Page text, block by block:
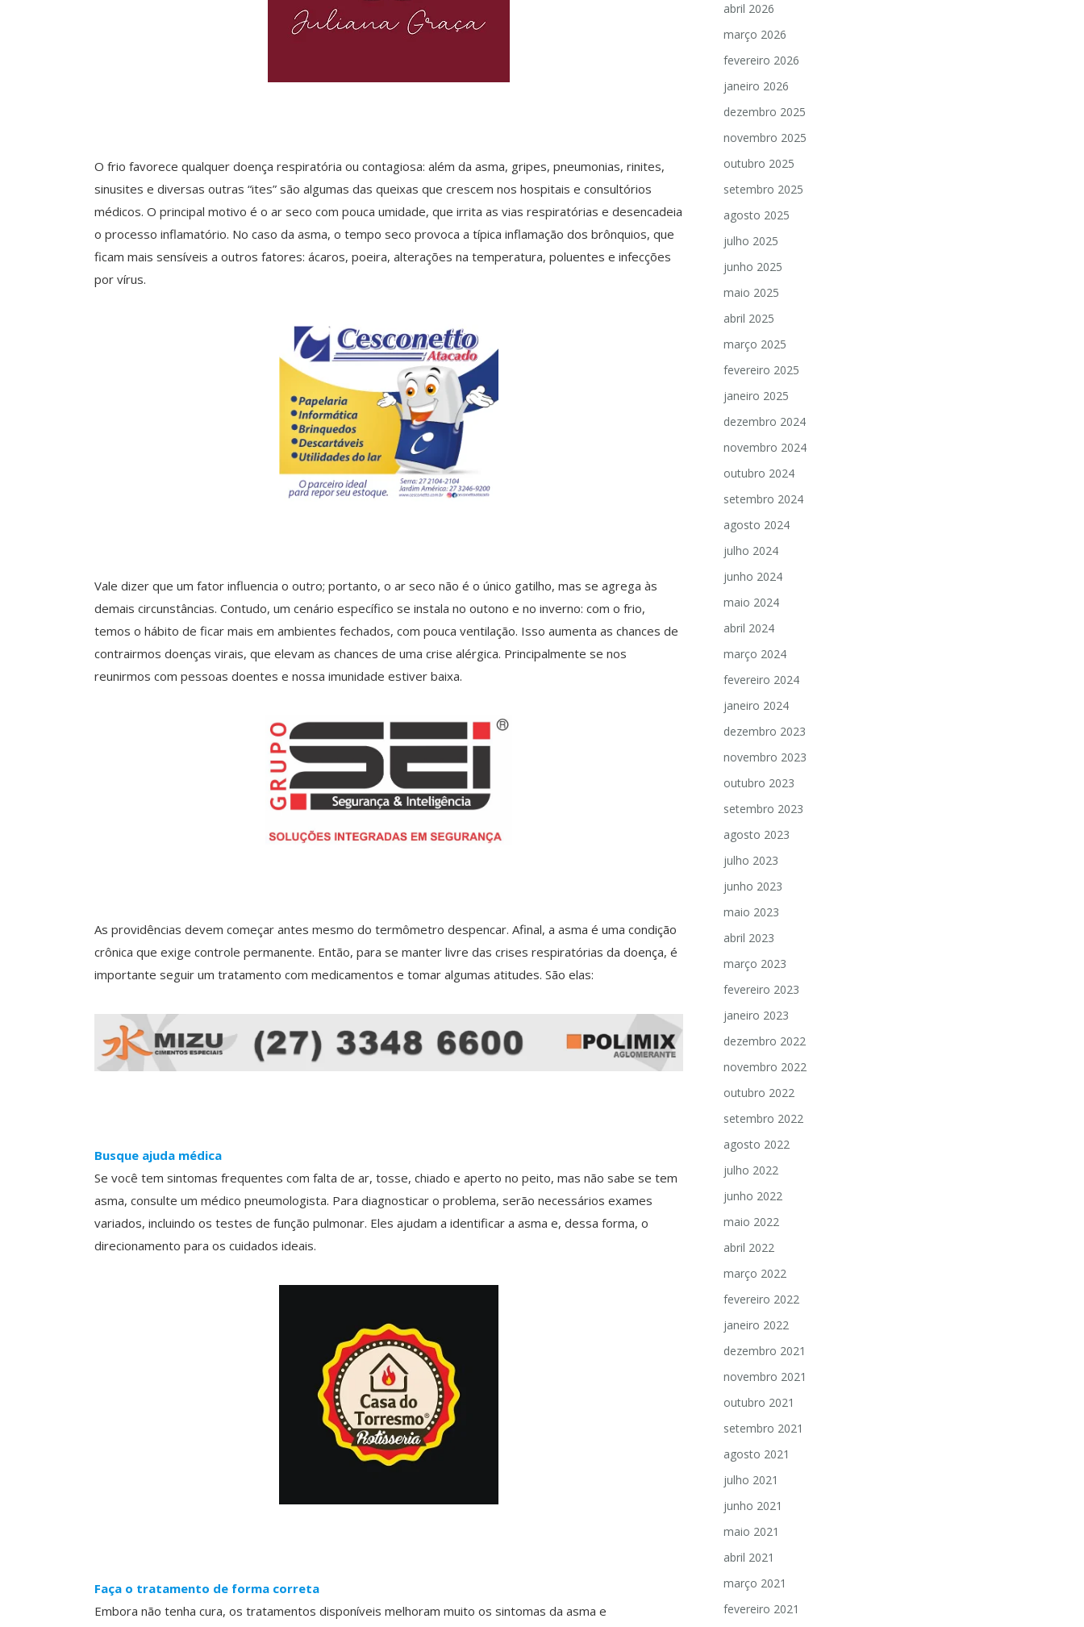
O frio favorece qualquer doença respiratória ou contagiosa: além da asma, gripes, pneumonias, rinites,
sinusites e diversas outras “ites” são algumas das queixas que crescem nos hospitais e consultórios
médicos. O principal motivo é o ar seco com pouca umidade, que irrita as vias respiratórias e desencadeia
o processo inflamatório. No caso da asma, o tempo seco provoca a típica inflamação dos brônquios, que
ficam mais sensíveis a outros fatores: ácaros, poeira, alterações na temperatura, poluentes e infecções
por vírus.
Vale dizer que um fator influencia o outro; portanto, o ar seco não é o único gatilho, mas se agrega às
demais circunstâncias. Contudo, um cenário específico se instala no outono e no inverno: com o frio,
temos o hábito de ficar mais em ambientes fechados, com pouca ventilação. Isso aumenta as chances de
contrairmos doenças virais, que elevam as chances de uma crise alérgica. Principalmente se nos
reunirmos com pessoas doentes e nossa imunidade estiver baixa.
As providências devem começar antes mesmo do termômetro despencar. Afinal, a asma é uma condição
crônica que exige controle permanente. Então, para se manter livre das crises respiratórias da doença, é
importante seguir um tratamento com medicamentos e tomar algumas atitudes. São elas:
Busque ajuda médica
Se você tem sintomas frequentes com falta de ar, tosse, chiado e aperto no peito, mas não sabe se tem
asma, consulte um médico pneumologista. Para diagnosticar o problema, serão necessários exames
variados, incluindo os testes de função pulmonar. Eles ajudam a identificar a asma e, dessa forma, o
direcionamento para os cuidados ideais.
Faça o tratamento de forma correta
Embora não tenha cura, os tratamentos disponíveis melhoram muito os sintomas da asma e
abril 2026
março 2026
fevereiro 2026
janeiro 2026
dezembro 2025
novembro 2025
outubro 2025
setembro 2025
agosto 2025
julho 2025
junho 2025
maio 2025
abril 2025
março 2025
fevereiro 2025
janeiro 2025
dezembro 2024
novembro 2024
outubro 2024
setembro 2024
agosto 2024
julho 2024
junho 2024
maio 2024
abril 2024
março 2024
fevereiro 2024
janeiro 2024
dezembro 2023
novembro 2023
outubro 2023
setembro 2023
agosto 2023
julho 2023
junho 2023
maio 2023
abril 2023
março 2023
fevereiro 2023
janeiro 2023
dezembro 2022
novembro 2022
outubro 2022
setembro 2022
agosto 2022
julho 2022
junho 2022
maio 2022
abril 2022
março 2022
fevereiro 2022
janeiro 2022
dezembro 2021
novembro 2021
outubro 2021
setembro 2021
agosto 2021
julho 2021
junho 2021
maio 2021
abril 2021
março 2021
fevereiro 2021